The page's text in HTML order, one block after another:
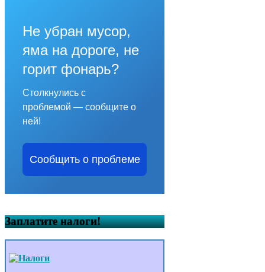
Не убран мусор,
яма на дороге, не
горит фонарь?
Столкнулись с
проблемой — сообщите о
ней!
Сообщить о проблеме
Заплатите налоги!